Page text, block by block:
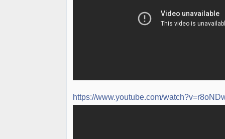
https://www.youtube.com/